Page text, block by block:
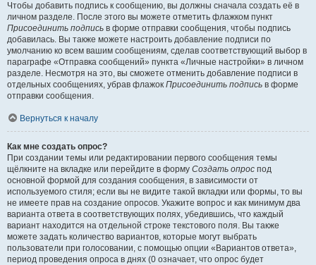
Чтобы добавить подпись к сообщению, вы должны сначала создать её в
личном разделе. После этого вы можете отметить флажком пункт
Присоединить подпись в форме отправки сообщения, чтобы подпись
добавилась. Вы также можете настроить добавление подписи по
умолчанию ко всем вашим сообщениям, сделав соответствующий выбор в
параграфе «Отправка сообщений» пункта «Личные настройки» в личном
разделе. Несмотря на это, вы сможете отменить добавление подписи в
отдельных сообщениях, убрав флажок Присоединить подпись в форме
отправки сообщения.
Вернуться к началу
Как мне создать опрос?
При создании темы или редактировании первого сообщения темы
щёлкните на вкладке или перейдите в форму Создать опрос под
основной формой для создания сообщения, в зависимости от
используемого стиля; если вы не видите такой вкладки или формы, то вы
не имеете прав на создание опросов. Укажите вопрос и как минимум два
варианта ответа в соответствующих полях, убедившись, что каждый
вариант находится на отдельной строке текстового поля. Вы также
можете задать количество вариантов, которые могут выбрать
пользователи при голосовании, с помощью опции «Вариантов ответа»,
период проведения опроса в днях (0 означает, что опрос будет